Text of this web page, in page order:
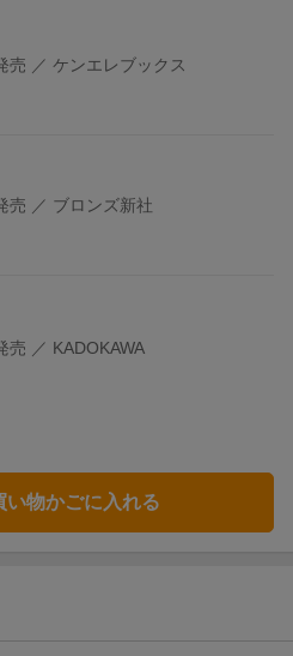
売 ／ ケンエレブックス
売 ／ ブロンズ新社
売 ／ KADOKAWA
い物かごに入れる